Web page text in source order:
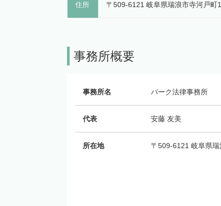
住所 〒509-6121 岐阜県瑞浪市寺河戸
事務所概要
事務所名 パーク法律事務所
代表 安藤 友美
所在地 〒509-6121 岐阜県